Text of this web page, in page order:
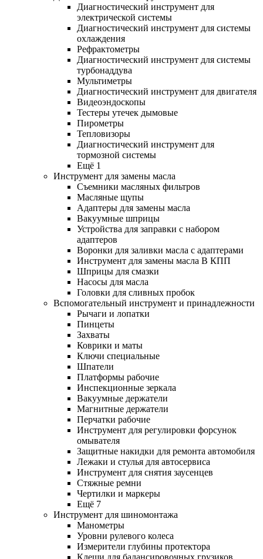
Диагностический инструмент для
электрической системы
Диагностический инструмент для системы
охлаждения
Рефрактометры
Диагностический инструмент для системы
турбонаддува
Мультиметры
Диагностический инструмент для двигателя
Видеоэндоскопы
Тестеры утечек дымовые
Пирометры
Тепловизоры
Диагностический инструмент для
тормозной системы
Ещё 1
Инструмент для замены масла
Съемники масляных фильтров
Масляные щупы
Адаптеры для замены масла
Вакуумные шприцы
Устройства для заправки с набором
адаптеров
Воронки для заливки масла с адаптерами
Инструмент для замены масла В КПП
Шприцы для смазки
Насосы для масла
Головки для сливных пробок
Вспомогательный инструмент и принадлежности
Рычаги и лопатки
Пинцеты
Захваты
Коврики и маты
Ключи специальные
Шпатели
Платформы рабочие
Инспекционные зеркала
Вакуумные держатели
Магнитные держатели
Перчатки рабочие
Инструмент для регулировки форсунок
омывателя
Защитные накидки для ремонта автомобиля
Лежаки и стулья для автосервиса
Инструмент для снятия заусенцев
Стяжные ремни
Чертилки и маркеры
Ещё 7
Инструмент для шиномонтажа
Манометры
Уровни рулевого колеса
Измерители глубины протектора